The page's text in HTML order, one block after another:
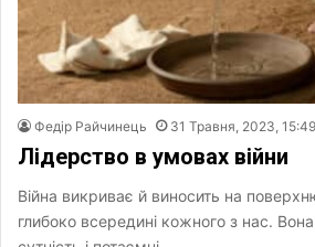
Федір Райчинець 31 Травня, 2023, 15:49
Лідерство в умовах війни
Війна викриває й виносить на
глибоко всередині кожного з нас.